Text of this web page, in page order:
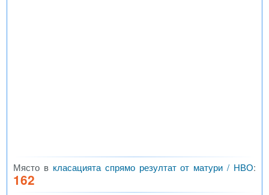
Място в класацията спрямо резултат от матури / НВО:
162